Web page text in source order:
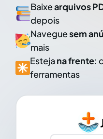
Baixearquivos
depois
Naveguesem
mais
Esteja na frente:
ferramentas